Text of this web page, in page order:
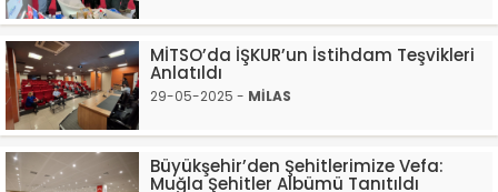
MİTSO’da İŞKUR’un İstihdam Teşvikleri
Anlatıldı
29-05-2025 - MİLAS
Büyükşehir’den Şehitlerimize Vefa:
Muğla Şehitler Albümü Tanıtıldı